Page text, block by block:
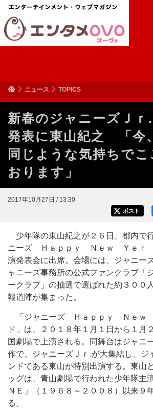
ニュース TOPICS
新春のジャニーズＪｒ
発表に東山紀之 「今
同じような気持ちでこ
おります」
2017年10月27日 / 13:30
ポスト
少年隊の東山紀之が２６日、都内で
ニーズ Ｈａｐｐｙ Ｎｅｗ Ｙｅｒ
演発表会に出席。会場には、ジャニー
ャニーズ事務所の公式ファンクラブ「
ークラブ」の抽選で選ばれた約３００
報道陣が集まった。
「ジャニーズ Ｈａｐｐｙ Ｎｅｗ
ド」は、２０１８年１月１日から１月
国劇場で上演される。同舞台はジャニ
作で、ジャニーズＪｒ.が大集結し、ジ
ンドである東山が特別出演する。東山
ッグは、青山劇場で行われた少年隊
ＮＥ」（１９６８～２００８）以来９
る。